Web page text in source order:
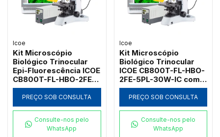
Icoe
Kit Microscópio
Biológico Trinocular
Epi-Fluorescência ICOE
CB800T-FL-HBO-2FE-
6PL-100W-IC com
Lâmpada de Mercúrio
100W e 6 Objetivas
PREÇO SOB CONSULTA
Consulte-nos pelo
WhatsApp
Icoe
Kit Microscópio
Biológico Trinocular
ICOE CB800T-FL-HBO-
2FE-5PL-30W-IC com
Sistema de Epi-
Fluorescência
Lâmpada Mercúrio
PREÇO SOB CONSULTA
Consulte-nos pelo
WhatsApp